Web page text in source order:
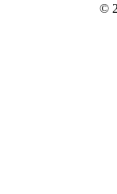
©